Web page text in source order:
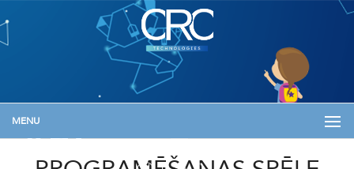
MENU